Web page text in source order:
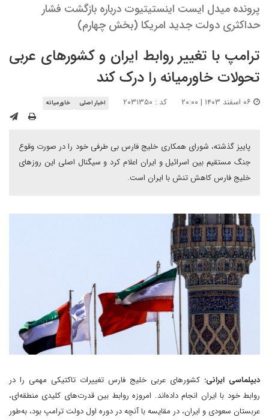
پرونده میدل ایست اینستیتیوت درباره بازگشت فشار
حداکثری دولت جدید امریکا (بخش چهارم)
ترامپ با تغییر روابط ایران و کشورهای عربی
تحولات خاورمیانه را درک کند
کد : ۲۰۳۱۳۵۰ اخبار اصلی خاورمیانه
پاییز گذشته، شورای همکاری خلیج فارس بی طرفی خود را در صورت وقوع
جنگ مستقیم بین اسرائیل و ایران اعلام کرد و سیگنال اصلی این روزهای
خلیج فارس کاهش تنش با ایران است.
دیپلماسی ایرانی: کشورهای عربی خلیج فارس تغییرات تاکتیکی مهمی را در
روابط خود با ایران انجام داده‌اند. امروزه روابط بین قدرت‌های کلیدی منطقه‌ای،
عربستان سعودی و ایران، در مقایسه با آنچه در دوره اول دولت ترامپ بود، به‌طور